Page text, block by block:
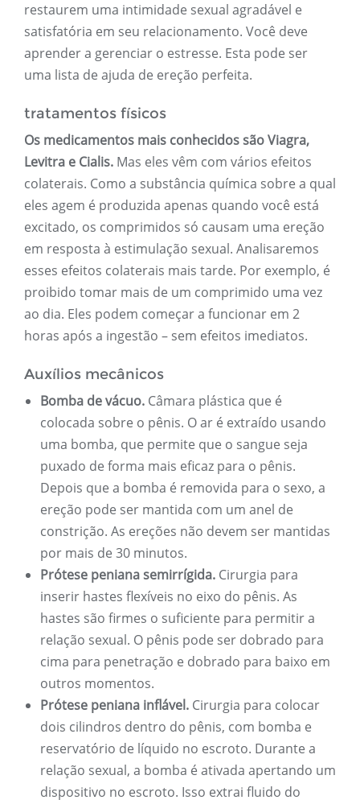
restaurem uma intimidade sexual agradável e
satisfatória em seu relacionamento. Você deve
aprender a gerenciar o estresse. Esta pode ser
uma lista de ajuda de ereção perfeita.
tratamentos físicos
Os medicamentos mais conhecidos são Viagra,
Levitra e Cialis. Mas eles vêm com vários efeitos
colaterais. Como a substância química sobre a qual
eles agem é produzida apenas quando você está
excitado, os comprimidos só causam uma ereção
em resposta à estimulação sexual. Analisaremos
esses efeitos colaterais mais tarde. Por exemplo, é
proibido tomar mais de um comprimido uma vez
ao dia. Eles podem começar a funcionar em 2
horas após a ingestão – sem efeitos imediatos.
Auxílios mecânicos
Bomba de vácuo. Câmara plástica que é
colocada sobre o pênis. O ar é extraído usando
uma bomba, que permite que o sangue seja
puxado de forma mais eficaz para o pênis.
Depois que a bomba é removida para o sexo, a
ereção pode ser mantida com um anel de
constrição. As ereções não devem ser mantidas
por mais de 30 minutos.
Prótese peniana semirrígida. Cirurgia para
inserir hastes flexíveis no eixo do pênis. As
hastes são firmes o suficiente para permitir a
relação sexual. O pênis pode ser dobrado para
cima para penetração e dobrado para baixo em
outros momentos.
Prótese peniana inflável. Cirurgia para colocar
dois cilindros dentro do pênis, com bomba e
reservatório de líquido no escroto. Durante a
relação sexual, a bomba é ativada apertando um
dispositivo no escroto. Isso extrai fluido do